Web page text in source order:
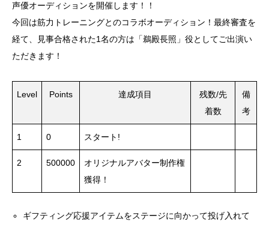
声優オーディションを開催します！！
今回は筋力トレーニングとのコラボオーディション！最終審査を
経て、見事合格された1名の方は「鵜殿長照」役としてご出演い
ただきます！
Level Points 達成項目
残数/先
着数
備
考
1 0 スタート!
2 500000
オリジナルアバター制作権
獲得！
ギフティング応援アイテムをステージに向かって投げ入れて